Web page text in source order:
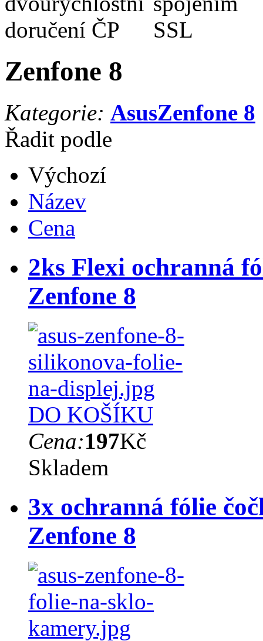
Zenfone 8
Kategorie: AsusZenfone 8
Řadit podle
Výchozí
Název
Cena
2ks Flexi ochranná
Zenfone 8
DO KOŠÍKU
Cena:197Kč
Skladem
3x ochranná fólie
Zenfone 8